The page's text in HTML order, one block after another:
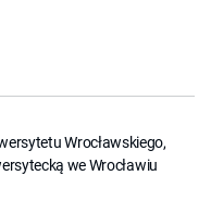
Wrocławskiego,
we Wrocławiu